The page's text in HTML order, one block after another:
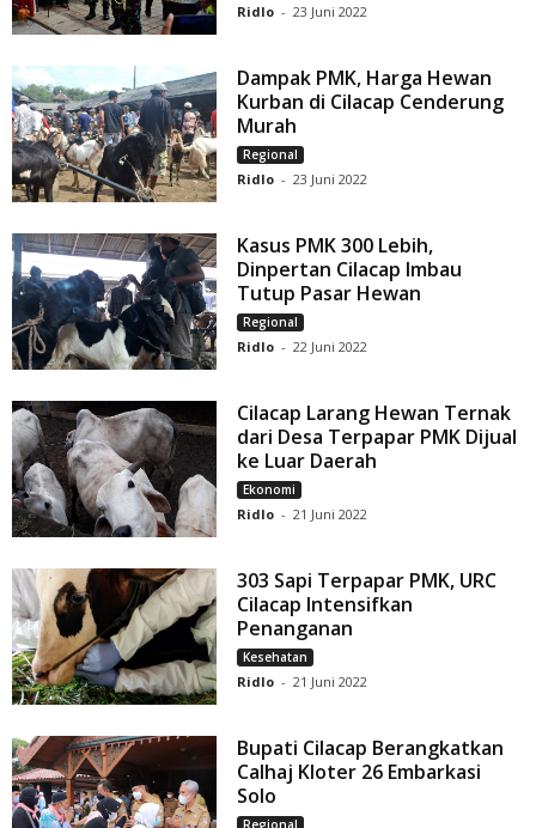
Ridlo - 23 Juni 2022
Dampak PMK, Harga Hewan
Kurban di Cilacap Cenderung
Murah
Regional
Ridlo - 23 Juni 2022
Kasus PMK 300 Lebih,
Dinpertan Cilacap Imbau
Tutup Pasar Hewan
Regional
Ridlo - 22 Juni 2022
Cilacap Larang Hewan Ternak
dari Desa Terpapar PMK Dijual
ke Luar Daerah
Ekonomi
Ridlo - 21 Juni 2022
303 Sapi Terpapar PMK, URC
Cilacap Intensifkan
Penanganan
Kesehatan
Ridlo - 21 Juni 2022
Bupati Cilacap Berangkatkan
Calhaj Kloter 26 Embarkasi
Solo
Regional